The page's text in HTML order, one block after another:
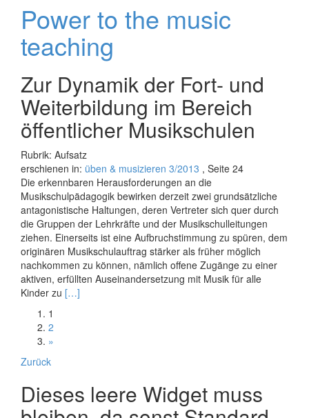
und
Zeit
Power to the music
teaching
Zur Dynamik der Fort- und
Weiterbildung im Bereich
öffentlicher Musikschulen
Rubrik: Aufsatz
erschienen in: üben & musizieren 3/2013 , Seite 24
Die erkennbaren Herausforderungen an die
Musikschulpädagogik bewirken derzeit zwei grundsätzliche
antagonistische Haltungen, deren Vertreter sich quer durch
die Gruppen der Lehrkräfte und der Musikschulleitungen
ziehen. Einerseits ist eine Aufbruchstimmung zu spüren, dem
originären Musikschulauftrag stärker als früher möglich
nachkommen zu können, nämlich offene Zugänge zu einer
aktiven, erfüllten Auseinandersetzung mit Musik für alle
Kinder zu Read
teaching
[…]
1
2
»
Beitrags-
Navigation
Zurück
Dieses leere Widget muss